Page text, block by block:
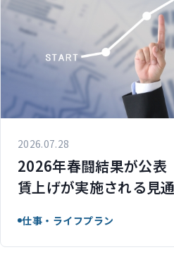
2026.07.28
2026年春闘結果が公
賃上げが実施される見
仕事・ライフプラン